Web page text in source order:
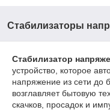
Стабилизаторы
Стабилизатор
устройство, которое
напряжение из сети до
возглавляет бытовую
скачков, просадок и